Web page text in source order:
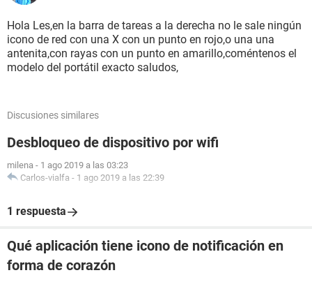
Hola Les,en la barra de tareas a la derecha no le sale ningún
icono de red con una X con un punto en rojo,o una una
antenita,con rayas con un punto en amarillo,coméntenos el
modelo del portátil exacto saludos,
Discusiones similares
Desbloqueo de dispositivo por wifi
milena - 1 ago 2019 a las 03:23
Carlos-vialfa - 1 ago 2019 a las 22:39
1 respuesta
Qué aplicación tiene icono de notificación en
forma de corazón